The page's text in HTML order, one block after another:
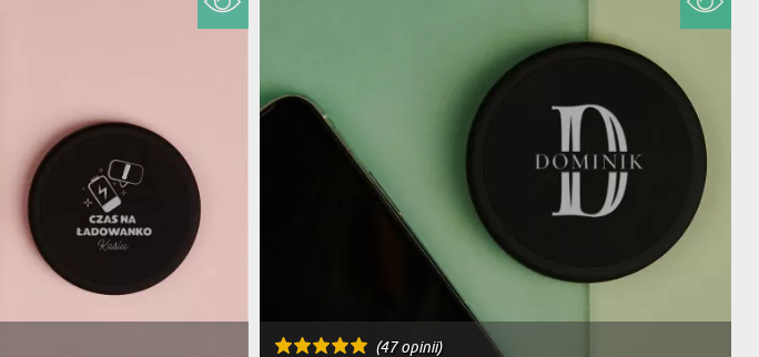
PODRÓŻNIKA
ROWERZYSTY
STRAŻAKA
ŻARTOWNISIA
(47 opinii)